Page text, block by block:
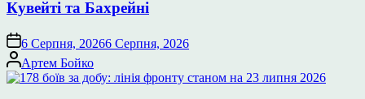
Кувейті та Бахрейні
6 Серпня, 20266 Серпня, 2026
Опубліковано
Артем Бойко